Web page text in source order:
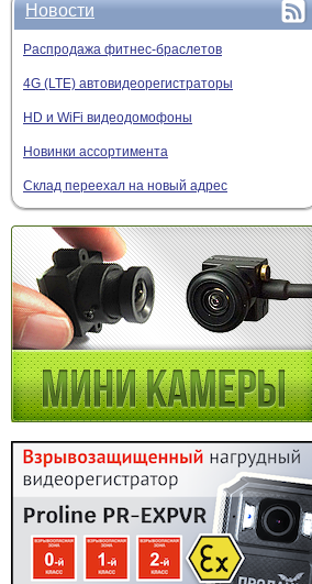
Новости
Распродажа фитнес-браслетов
4G (LTE) автовидеорегистраторы
HD и WiFi видеодомофоны
Новинки ассортимента
Склад переехал на новый адрес